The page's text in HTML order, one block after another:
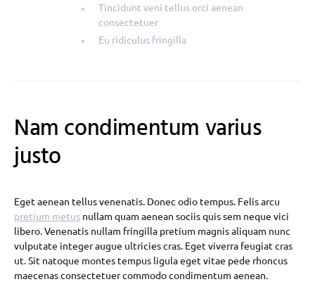
Tincidunt veni tellus orci aenean
consectetuer
Eu ridiculus fringilla
Nam condimentum varius
justo
Eget aenean tellus venenatis. Donec odio tempus. Felis arcu
pretium metus nullam quam aenean sociis quis sem neque vici
libero. Venenatis nullam fringilla pretium magnis aliquam nunc
vulputate integer augue ultricies cras. Eget viverra feugiat cras
ut. Sit natoque montes tempus ligula eget vitae pede rhoncus
maecenas consectetuer commodo condimentum aenean.